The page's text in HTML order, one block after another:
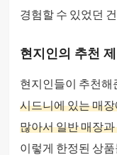
경험할 수 있었던
현지인의 추천
현지인들이 추천해
시드니에 있는 매
많아서 일반 매장
이렇게 한정된 상